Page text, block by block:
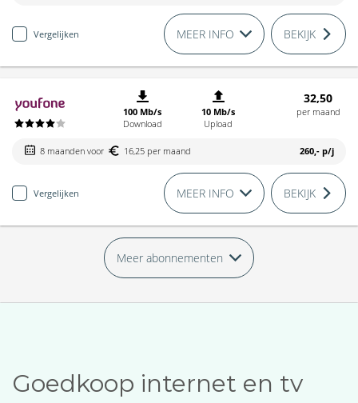
Vergelijken MEER INFO BEKIJK
100 Mb/s
Download
10 Mb/s
Upload
32,50
per maand
8 maanden voor 16,25 per maand 260,- p/j
Vergelijken MEER INFO BEKIJK
Meer abonnementen
Goedkoop internet en tv